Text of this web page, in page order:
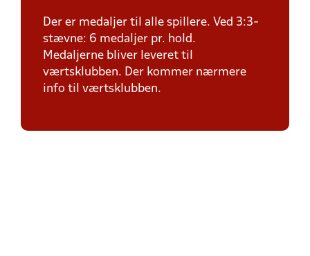
Der er medaljer til alle spillere. Ved 3:3-
stævne: 6 medaljer pr. hold.
Medaljerne bliver leveret til
værtsklubben. Der kommer nærmere
info til værtsklubben.